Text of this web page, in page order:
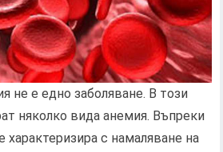
не е едно заболяване. В този
няколко вида анемия. Въпреки
характеризира с намаляване на